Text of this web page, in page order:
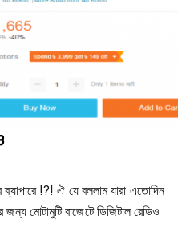
!?! ঐ যে বললাম যারা এতোদিন
মোটামুটি বাজেটে ডিজিটাল রেডিও